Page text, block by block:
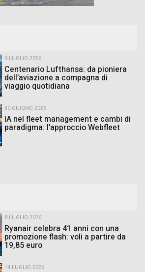
9 LUGLIO 2026
Centenario Lufthansa: da pioniera
dell’aviazione a compagna di
viaggio quotidiana
30 GIUGNO 2026
IA nel fleet management e cambi di
paradigma: l’approccio Webfleet
8 LUGLIO 2026
Ryanair celebra 41 anni con una
promozione flash: voli a partire da
19,85 euro
14 LUGLIO 2026